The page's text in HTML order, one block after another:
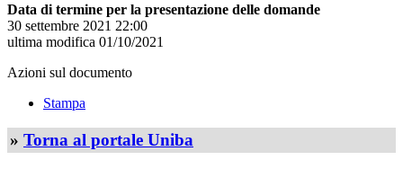
Data di termine per la presentazione delle domande
30 settembre 2021 22:00
ultima modifica 01/10/2021
Azioni sul documento
Stampa
» Torna al portale Uniba